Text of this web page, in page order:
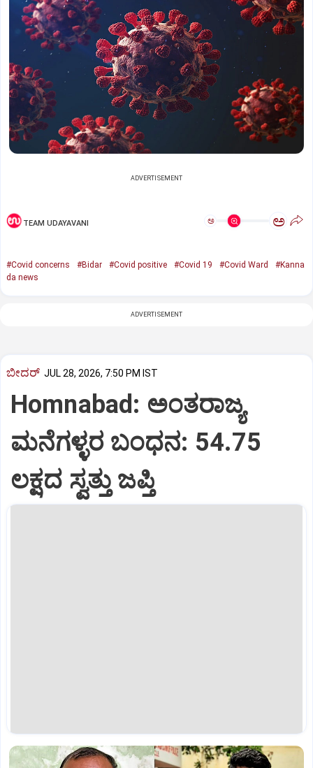
ADVERTISEMENT
TEAM UDAYAVANI ಅ ಅ
#Covid concerns #Bidar #Covid positive #Covid 19 #Covid Ward
#Kanna
da news
ADVERTISEMENT
ಬೀದರ್ JUL 28, 2026, 7:50 PM IST
Homnabad: ಅಂತರಾಜ್ಯ
ಮನೆಗಳ್ಳರ ಬಂಧನ: 54.75
ಲಕ್ಷದ ಸ್ವತ್ತು ಜಪ್ತಿ